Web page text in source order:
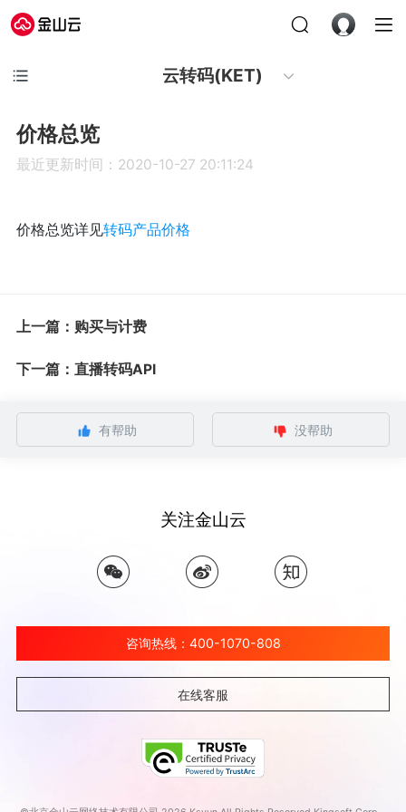
云转码(KET)
价格总览
最近更新时间：2020-10-27 20:11:24
价格总览详见转码产品价格
上一篇：购买与计费
下一篇：直播转码API
有帮助 没帮助
关注金山云
咨询热线：400-1070-808
在线客服